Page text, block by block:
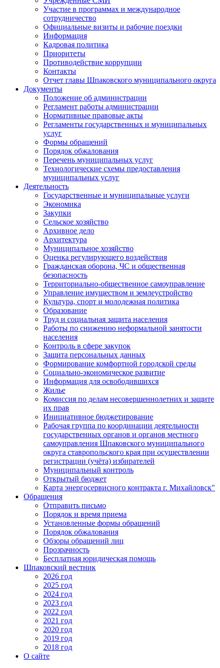
Участие в программах и международное
сотрудничество
Официальные визиты и рабочие поездки
Информация
Кадровая политика
Приоритеты
Противодействие коррупции
Контакты
Отчет главы Шпаковского муниципального округа
Документы
Положение об администрации
Регламент работы администрации
Нормативные правовые акты
Регламенты государственных и муниципальных
услуг
Формы обращений
Порядок обжалования
Перечень муниципальных услуг
Технологические схемы предоставления
муниципальных услуг
Деятельность
Государственные и муниципальные услуги
Экономика
Закупки
Сельское хозяйство
Архивное дело
Архитектура
Муниципальное хозяйство
Оценка регулирующего воздействия
Гражданская оборона, ЧС и общественная
безопасность
Территориально-общественное самоуправление
Управление имуществом и землеустройство
Культура, спорт и молодежная политика
Образование
Труд и социальная защита населения
Работы по снижению неформальной занятости
населения
Контроль в сфере закупок
Защита персональных данных
Формирование комфортной городской среды
Социально-экономическое развитие
Информация для освободившихся
Жилье
Комиссия по делам несовершеннолетних и защите
их прав
Инициативное бюджетирование
Рабочая группа по координации деятельности
государственных органов и органов местного
самоуправления Шпаковского муниципального
округа ставропольского края при осуществлении
регистрации (учёта) избирателей
Муниципальный контроль
Открытый бюджет
Карта энергосервисного контракта г. Михайловск"
Обращения
Отправить письмо
Порядок и время приема
Установленные формы обращений
Порядок обжалования
Обзоры обращений лиц
Прозрачность
Бесплатная юридическая помощь
Шпаковский вестник
2026 год
2025 год
2024 год
2023 год
2022 год
2021 год
2020 год
2019 год
2018 год
О сайте